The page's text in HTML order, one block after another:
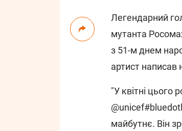
Легендарний
мутанта
з 51-м днем
артист написав
"У квітні цього
майбутнє. Він